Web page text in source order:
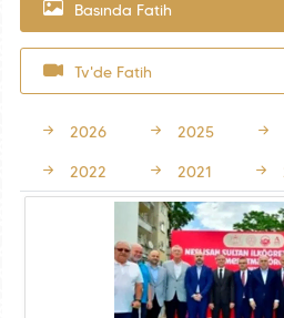
Basında Fatih
Tv'de Fatih
2026 2025
2022 2021